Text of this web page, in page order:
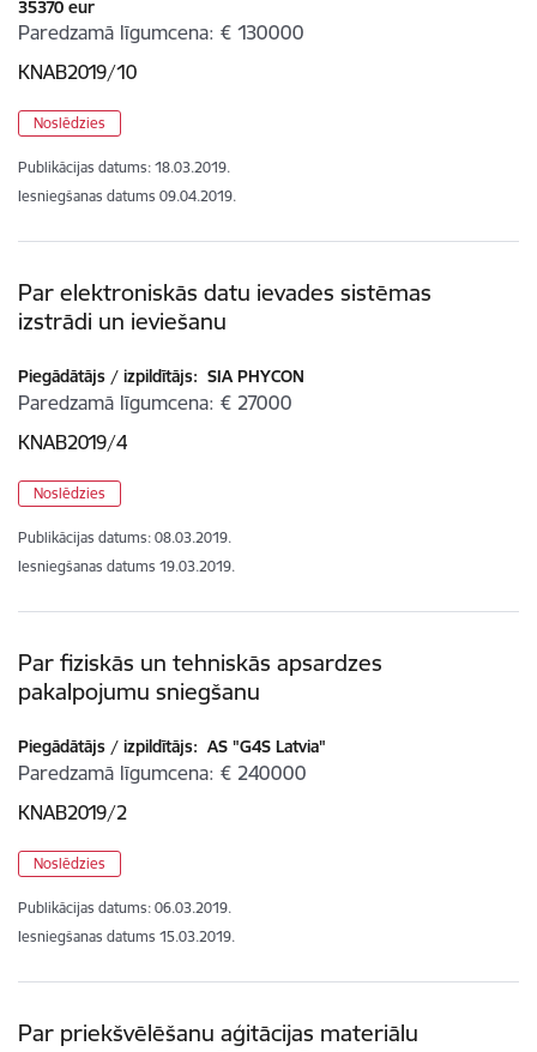
35370 eur
Paredzamā līgumcena € 130000
KNAB2019/10
Noslēdzies
Publikācijas datums: 18.03.2019.
Iesniegšanas datums 09.04.2019.
Par elektroniskās datu ievades sistēmas
izstrādi un ieviešanu
Piegādātājs / izpildītājs: SIA PHYCON
Paredzamā līgumcena € 27000
KNAB2019/4
Noslēdzies
Publikācijas datums: 08.03.2019.
Iesniegšanas datums 19.03.2019.
Par fiziskās un tehniskās apsardzes
pakalpojumu sniegšanu
Piegādātājs / izpildītājs: AS "G4S Latvia"
Paredzamā līgumcena € 240000
KNAB2019/2
Noslēdzies
Publikācijas datums: 06.03.2019.
Iesniegšanas datums 15.03.2019.
Par priekšvēlēšanu aģitācijas materiālu